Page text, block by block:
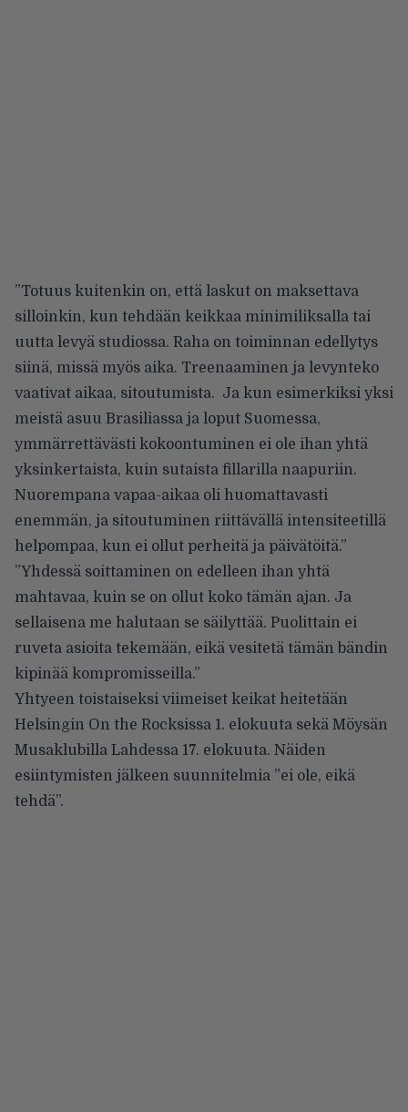
”Totuus kuitenkin on, että laskut on maksettava
silloinkin, kun tehdään keikkaa minimiliksalla tai
uutta levyä studiossa. Raha on toiminnan edellytys
siinä, missä myös aika. Treenaaminen ja levynteko
vaativat aikaa, sitoutumista. Ja kun esimerkiksi yksi
meistä asuu Brasiliassa ja loput Suomessa,
ymmärrettävästi kokoontuminen ei ole ihan yhtä
yksinkertaista, kuin sutaista fillarilla naapuriin.
Nuorempana vapaa-aikaa oli huomattavasti
enemmän, ja sitoutuminen riittävällä intensiteetillä
helpompaa, kun ei ollut perheitä ja päivätöitä.”
”Yhdessä soittaminen on edelleen ihan yhtä
mahtavaa, kuin se on ollut koko tämän ajan. Ja
sellaisena me halutaan se säilyttää. Puolittain ei
ruveta asioita tekemään, eikä vesitetä tämän bändin
kipinää kompromisseilla.”
Yhtyeen toistaiseksi viimeiset keikat heitetään
Helsingin On the Rocksissa 1. elokuuta sekä Möysän
Musaklubilla Lahdessa 17. elokuuta. Näiden
esiintymisten jälkeen suunnitelmia ”ei ole, eikä
tehdä”.